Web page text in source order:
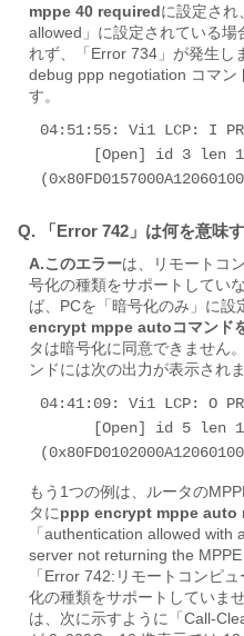
mppe 40 requiredに設定され
allowed」に設定されている場
れず、「Error 734」が発生し
debug ppp negotiation コマン
す。
04:51:55: Vi1 LCP: I
Q. 「Error 742」は何を意味す
A.このエラーは、リモートコ
号化の種類をサポートしてい
ば、PCを「暗号化のみ」に設
encrypt mppe autoコマンド
タは暗号化に同意できません
ンドには次の出力が表示されま
04:41:09: Vi1 LCP: O
もう1つの例は、ルータの
タにppp encrypt mppe auto
「authentication allowed
server not returning the
「 Error 742: リモートコンピ
化の種類をサポートしてい ま
は、次に示すように「Call-